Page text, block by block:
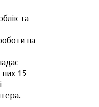
та
на
них 15